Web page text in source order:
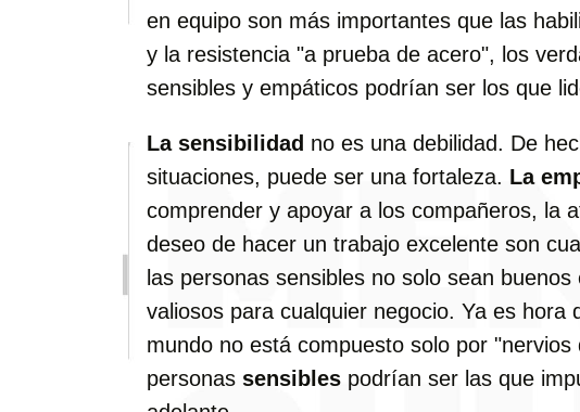
en equipo son más importantes que las
y la resistencia "a prueba de acero", los
sensibles y empáticos podrían ser los que
La sensibilidad no es una debilidad. De
situaciones, puede ser una fortaleza. La
comprender y apoyar a los compañeros, la
deseo de hacer un trabajo excelente son
las personas sensibles no solo sean
valiosos para cualquier negocio. Ya es hora
mundo no está compuesto solo por
personas sensibles podrían ser las que